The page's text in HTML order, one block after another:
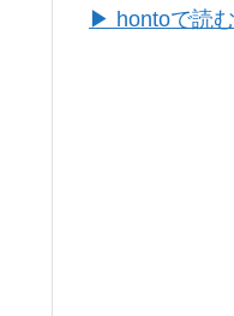
▶ hontoで読む